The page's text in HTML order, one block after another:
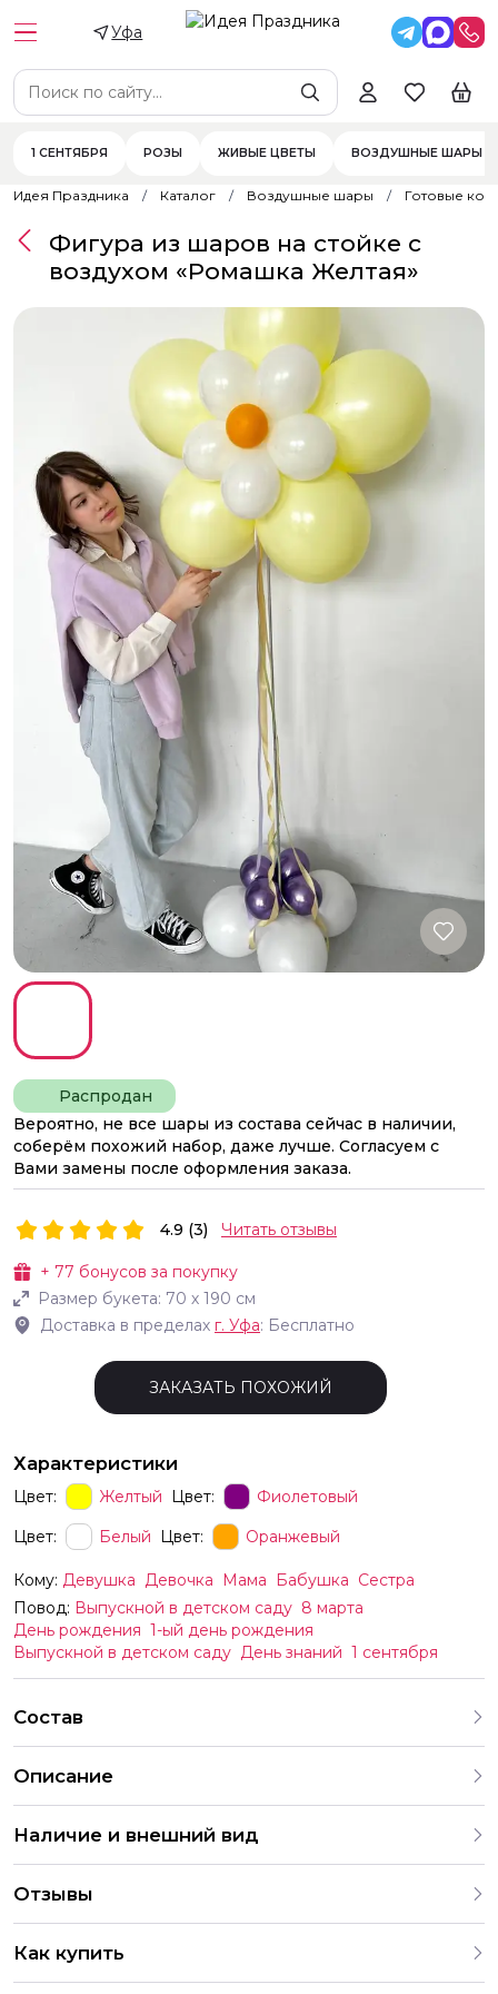
Уфа
1 СЕНТЯБРЯ РОЗЫ ЖИВЫЕ ЦВЕТЫ ВОЗДУШНЫЕ ШАРЫ
Идея Праздника Каталог Воздушные шары Готовые
Распродан
Вероятно, не все шары из состава сейчас в наличии,
соберём похожий набор, даже лучше. Согласуем с
Вами замены после оформления заказа.
Фигура из шаров на стойке с
воздухом «Ромашка Желтая»
+ 77 бонусов за покупку
Размер букета: 70 х 190 см
Доставка в пределах г. Уфа: Бесплатно
4.9 (3) Читать отзывы
ЗАКАЗАТЬ ПОХОЖИЙ
Характеристики
Цвет: Желтый Цвет:
Фиолетовый
Цвет:
Белый Цвет: Оранжевый
Кому: Девушка Девочка Мама Бабушка Сестра
Повод: Выпускной в детском саду 8 марта
День рождения 1-ый день рождения
Выпускной в детском саду День знаний 1 сентября
Состав
Описание
Наличие и внешний вид
индивидуальных предпочтений и тематики праздника. На
нашем сайте представлены различные варианты
оформления и комбинаций. В случае отсутствия
определенных шаров, мы предложим аналогичные по
цвету и стилю. Все заказы согласовываются с клиентом
Отзывы
4.9 286 Оценок
Как купить